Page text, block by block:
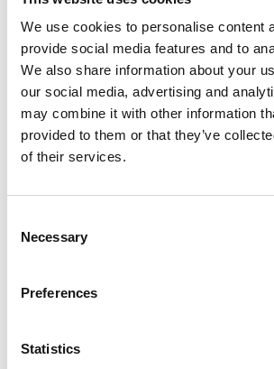
We use cookies to personalise content
provide social media features and to
We also share information about your
our social media, advertising and
may combine it with other information
provided to them or that they’ve
of their services.
Necessary
Preferences
Statistics
— Risikoen for storkonflikt er her og
for en hver pris, sa Rosemary
undergeneralsekretær for politiske
fredsbevarende saker. Hun tok som
generalsekretær sterk avstand fra
handlinger, og forsikret om at FN
være tilstede i landet og jobbe for en
Hva sier FNs
Til tross for at Russlands
krisemøtet i
, ble
formannskapet i Sikkerhetsrådet